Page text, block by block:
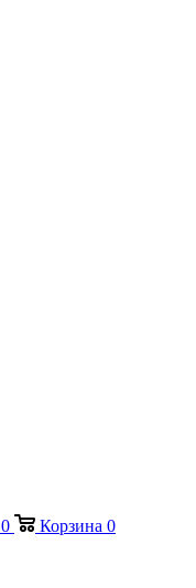
0 Корзина 0